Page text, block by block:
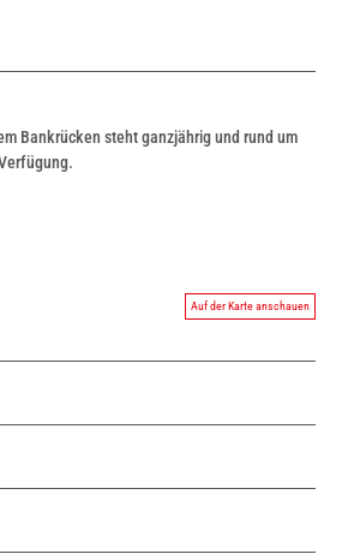
Bankrücken steht ganzjährig und rund um
Auf der Karte anschauen